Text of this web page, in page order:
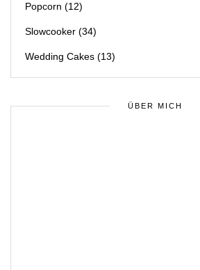
Popcorn (12)
Slowcooker (34)
Wedding Cakes (13)
ÜBER MICH